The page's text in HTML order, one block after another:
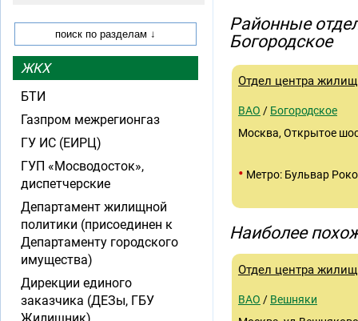
Районные
Богородское
Отдел центра
ВАО / Богородское
Москва, Открытое
• Метро: Бульвар
Наиболее
Отдел центра
ВАО / Вешняки
ЖКХ
БТИ
Газпром межрегионгаз
ГУ ИС (ЕИРЦ)
ГУП «Мосводосток»,
диспетчерские
Департамент жилищной
политики (присоединен к
Департаменту городского
имущества)
Дирекции единого
заказчика (ДЕЗы, ГБУ